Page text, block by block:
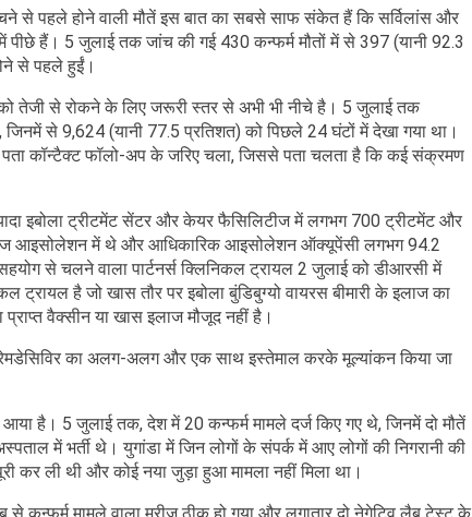
से पहले होने वाली मौतें इस बात का सबसे साफ संकेत हैं कि सर्विलांस और
हैं। 5 जुलाई तक जांच की गई 430 कन्फर्म मौतों में से 397 (यानी 92.3
से पहले हुईं।
तेजी से रोकने के लिए जरूरी स्तर से अभी भी नीचे है। 5 जुलाई तक
से 9,624 (यानी 77.5 प्रतिशत) को पिछले 24 घंटों में देखा गया था।
कॉन्टैक्ट फॉलो-अप के जरिए चला, जिससे पता चलता है कि कई संक्रमण
इबोला ट्रीटमेंट सेंटर और केयर फैसिलिटीज में लगभग 700 ट्रीटमेंट और
आइसोलेशन में थे और आधिकारिक आइसोलेशन ऑक्यूपेंसी लगभग 94.2
से चलने वाला पार्टनर्स क्लिनिकल ट्रायल 2 जुलाई को डीआरसी में
है जो खास तौर पर इबोला बुंडिबुग्यो वायरस बीमारी के इलाज का
वैक्सीन या खास इलाज मौजूद नहीं है।
रेमडेसिविर का अलग-अलग और एक साथ इस्तेमाल करके मूल्यांकन किया जा
आया है। 5 जुलाई तक, देश में 20 कन्फर्म मामले दर्ज किए गए थे, जिनमें दो मौतें
में भर्ती थे। युगांडा में जिन लोगों के संपर्क में आए लोगों की निगरानी की
कर ली थी और कोई नया जुड़ा हुआ मामला नहीं मिला था।